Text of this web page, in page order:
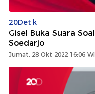
20Detik
Gisel Buka Suara
Soedarjo
Jumat, 28 Okt 2022 16:06